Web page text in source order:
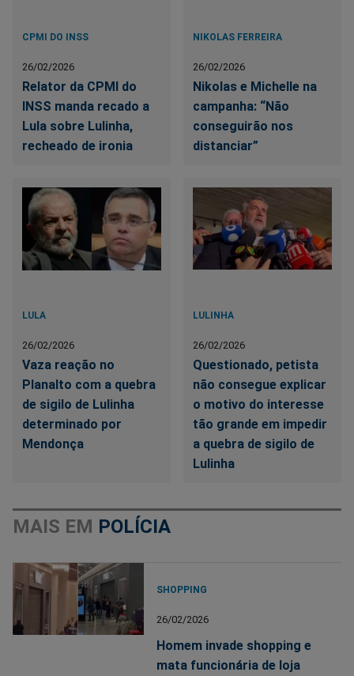
CPMI DO INSS
26/02/2026
Relator da CPMI do
INSS manda recado a
Lula sobre Lulinha,
recheado de ironia
NIKOLAS FERREIRA
26/02/2026
Nikolas e Michelle na
campanha: “Não
conseguirão nos
distanciar”
LULA
26/02/2026
Vaza reação no
Planalto com a quebra
de sigilo de Lulinha
determinado por
Mendonça
LULINHA
26/02/2026
Questionado, petista
não consegue explicar
o motivo do interesse
tão grande em impedir
a quebra de sigilo de
Lulinha
MAIS EM POLÍCIA
SHOPPING
26/02/2026
Homem invade shopping e
mata funcionária de loja